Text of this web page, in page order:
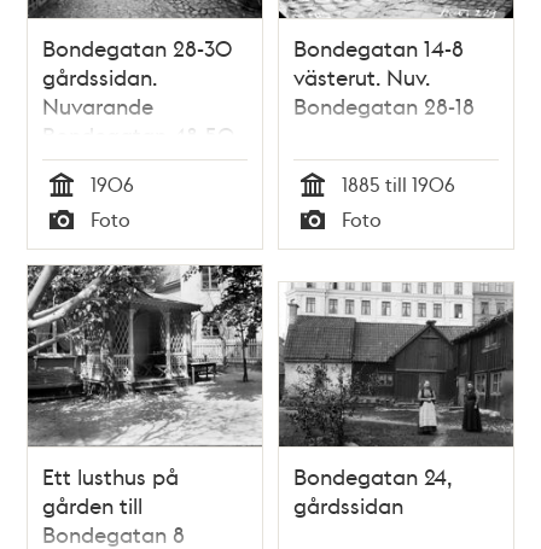
Bondegatan 28-30
gårdssidan.
Nuvarande
Bondegatan 48-50
Tid
1906
Typ
Foto
Bondegatan 14-8
västerut. Nuv.
Bondegatan 28-18
Tid
1885 till 1906
Typ
Foto
Ett lusthus på
gården till
Bondegatan 8
Bondegatan 24,
gårdssidan